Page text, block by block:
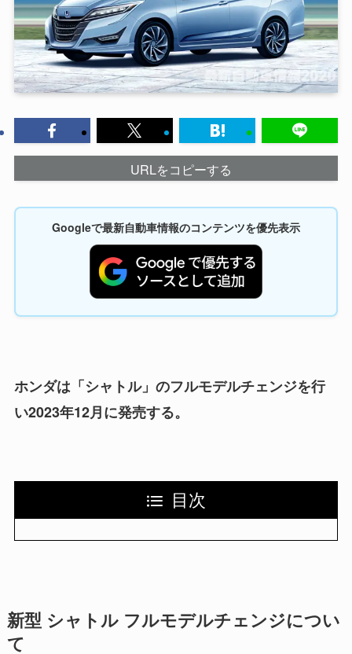
URLをコピーする
Googleで最新自動車情報のコンテンツを優先表示
ホンダは「シャトル」のフルモデルチェンジを行
い2023年12月に発売する。
目次
新型 シャトル フルモデルチェンジについ
て